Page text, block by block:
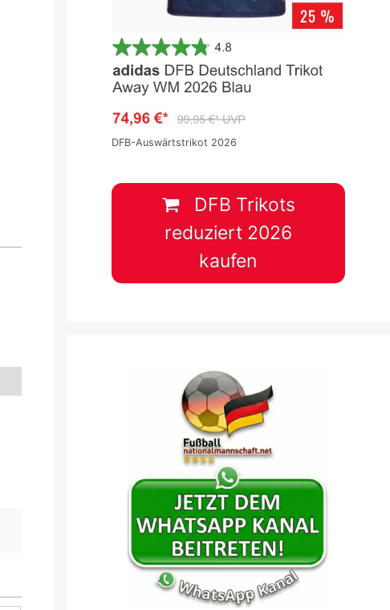
DFB-Auswärtstrikot 2026
DFB Trikots
reduziert 2026
kaufen